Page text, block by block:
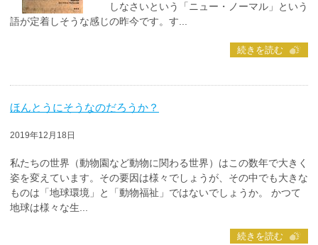
しなさいという「ニュー・ノーマル」という
語が定着しそうな感じの昨今です。す...
続きを読む
ほんとうにそうなのだろうか？
2019年12月18日
私たちの世界（動物園など動物に関わる世界）はこの数年で大きく
姿を変えています。その要因は様々でしょうが、その中でも大きな
ものは「地球環境」と「動物福祉」ではないでしょうか。 かつて
地球は様々な生...
続きを読む